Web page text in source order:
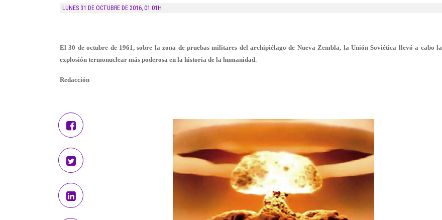
LUNES 31 DE OCTUBRE DE 2016, 01:01H
El 30 de octubre de 1961, sobre la zona de pruebas militares del archipiélago de Nueva Zembla, la Unión Soviética llevó a cabo la
explosión termonuclear más poderosa en la historia de la humanidad.
Redacción